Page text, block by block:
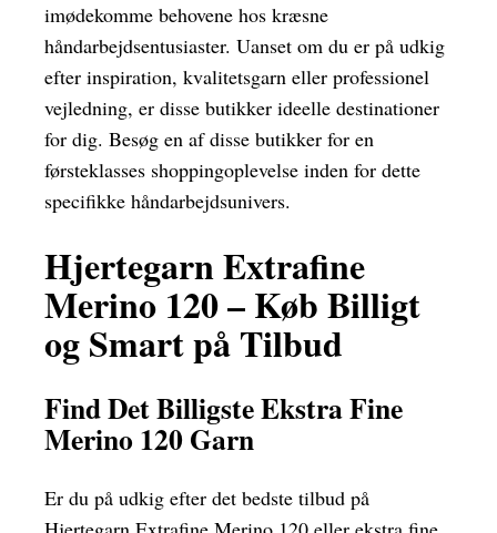
imødekomme behovene hos kræsne
håndarbejdsentusiaster. Uanset om du er på udkig
efter inspiration, kvalitetsgarn eller professionel
vejledning, er disse butikker ideelle destinationer
for dig. Besøg en af disse butikker for en
førsteklasses shoppingoplevelse inden for dette
specifikke håndarbejdsunivers.
Hjertegarn Extrafine
Merino 120 – Køb Billigt
og Smart på Tilbud
Find Det Billigste Ekstra Fine
Merino 120 Garn
Er du på udkig efter det bedste tilbud på